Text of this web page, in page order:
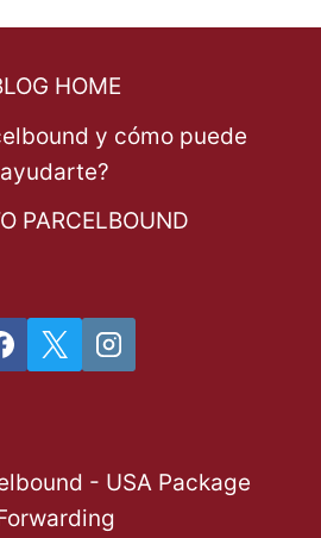
HOME
y cómo puede
ayudarte?
PARCELBOUND
- USA Package